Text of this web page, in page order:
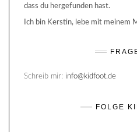
dass du hergefunden hast.
Ich bin Kerstin, lebe mit meinem
Schreib mir: info@kidfoot.de
FOLGE